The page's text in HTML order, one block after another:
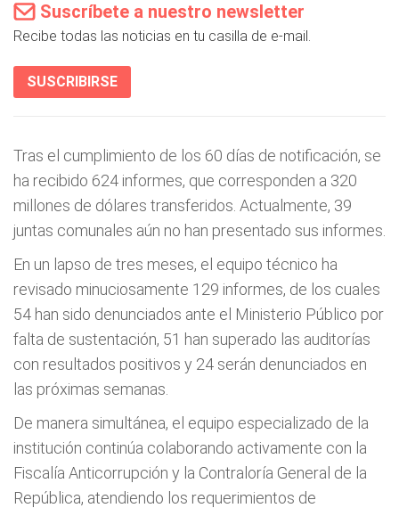
Suscríbete a nuestro newsletter
Recibe todas las noticias en tu casilla de e-mail.
SUSCRIBIRSE
Tras el cumplimiento de los 60 días de notificación, se
ha recibido 624 informes, que corresponden a 320
millones de dólares transferidos. Actualmente, 39
juntas comunales aún no han presentado sus informes.
En un lapso de tres meses, el equipo técnico ha
revisado minuciosamente 129 informes, de los cuales
54 han sido denunciados ante el Ministerio Público por
falta de sustentación, 51 han superado las auditorías
con resultados positivos y 24 serán denunciados en
las próximas semanas.
De manera simultánea, el equipo especializado de la
institución continúa colaborando activamente con la
Fiscalía Anticorrupción y la Contraloría General de la
República, atendiendo los requerimientos de